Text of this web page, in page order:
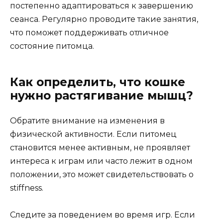
постепенно адаптироваться к завершению
сеанса. Регулярно проводите такие занятия,
что поможет поддерживать отличное
состояние питомца.
Как определить, что кошке
нужно растягивание мышц?
Обратите внимание на изменения в
физической активности. Если питомец
становится менее активным, не проявляет
интереса к играм или часто лежит в одном
положении, это может свидетельствовать о
stiffness.
Следите за поведением во время игр. Если